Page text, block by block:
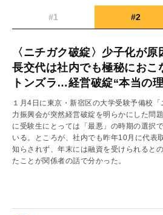
#1 #2
〈ニチガク破綻〉少子化が
長交代は社内でも極秘におこ
トンズラ…経営破綻“本当の
１月4日に東京・新宿区の大学受験予備校
力振興会が突然経営破綻を明らかにした問
に受験生にとっては「最悪」の時期の選択
いる。ところが、社内でも昨年10月に代表
知らされず、年末には融資を受けられると
たことが関係者の話で分かった。